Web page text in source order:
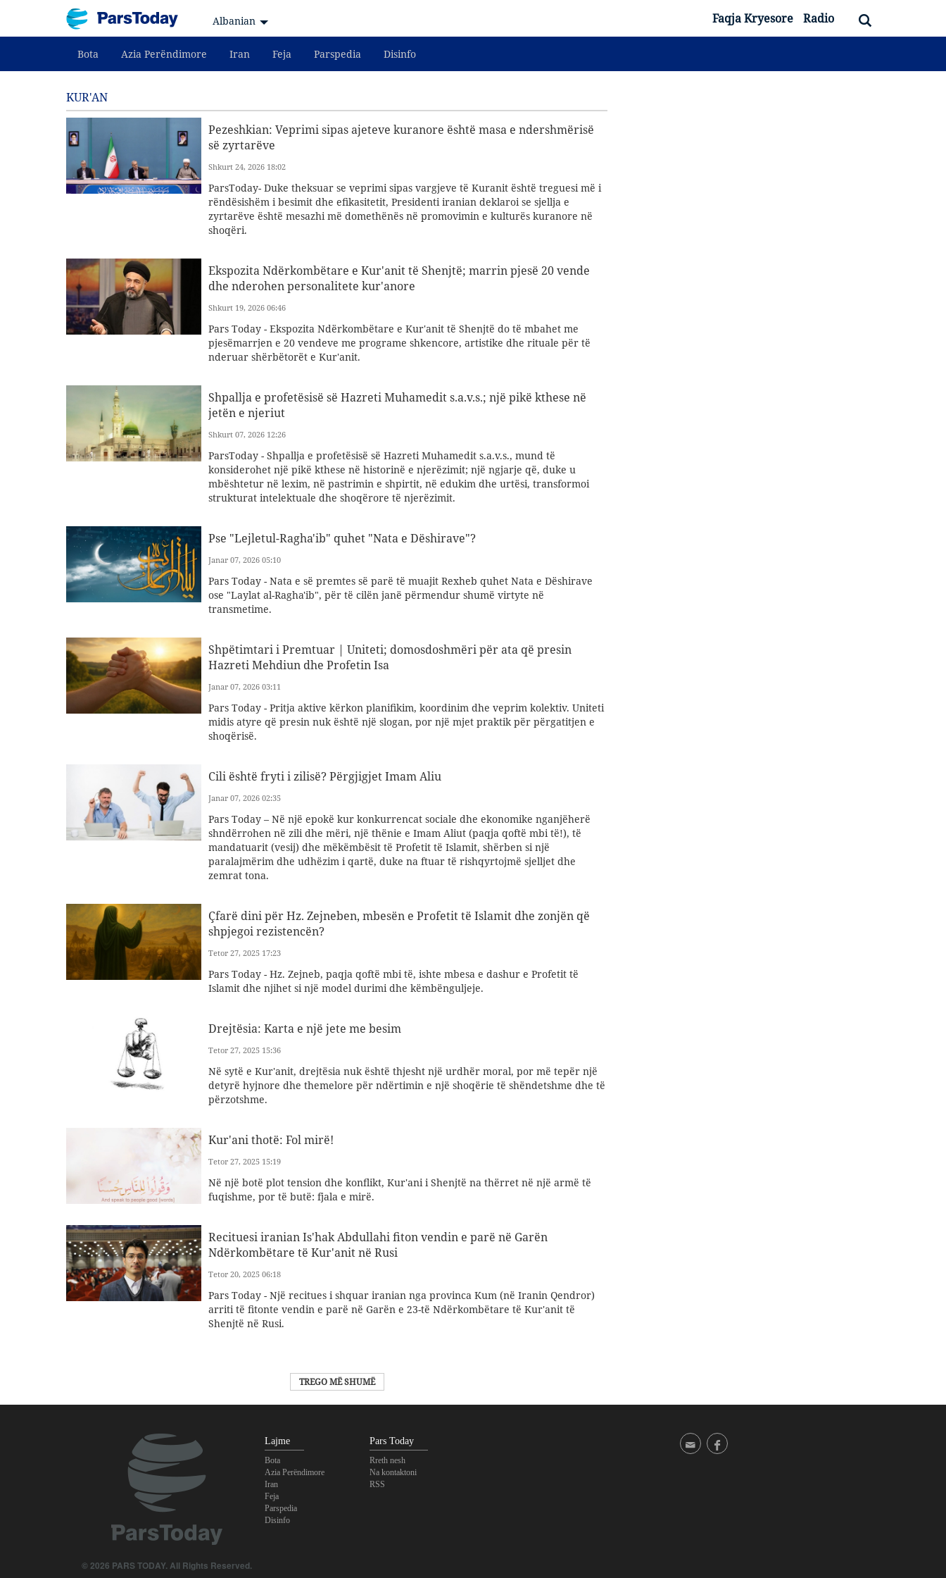
Albanian Faqja Kryesore Radio
Bota Azia Perëndimore Iran Feja Parspedia Disinfo
KUR'AN
Pezeshkian: Veprimi sipas ajeteve kuranore është masa e ndershmërisë
së zyrtarëve
Shkurt 24, 2026 18:02
ParsToday- Duke theksuar se veprimi sipas vargjeve të Kuranit është treguesi më i
rëndësishëm i besimit dhe efikasitetit, Presidenti iranian deklaroi se sjellja e
zyrtarëve është mesazhi më domethënës në promovimin e kulturës kuranore në
shoqëri.
Ekspozita Ndërkombëtare e Kur'anit të Shenjtë; marrin pjesë 20 vende
dhe nderohen personalitete kur'anore
Shkurt 19, 2026 06:46
Pars Today - Ekspozita Ndërkombëtare e Kur'anit të Shenjtë do të mbahet me
pjesëmarrjen e 20 vendeve me programe shkencore, artistike dhe rituale për të
nderuar shërbëtorët e Kur'anit.
Shpallja e profetësisë së Hazreti Muhamedit s.a.v.s.; një pikë kthese në
jetën e njeriut
Shkurt 07, 2026 12:26
ParsToday - Shpallja e profetësisë së Hazreti Muhamedit s.a.v.s., mund të
konsiderohet një pikë kthese në historinë e njerëzimit; një ngjarje që, duke u
mbështetur në lexim, në pastrimin e shpirtit, në edukim dhe urtësi, transformoi
strukturat intelektuale dhe shoqërore të njerëzimit.
Pse "Lejletul-Ragha'ib" quhet "Nata e Dëshirave"?
Janar 07, 2026 05:10
Pars Today - Nata e së premtes së parë të muajit Rexheb quhet Nata e Dëshirave
ose "Laylat al-Ragha'ib", për të cilën janë përmendur shumë virtyte në
transmetime.
Shpëtimtari i Premtuar | Uniteti; domosdoshmëri për ata që presin
Hazreti Mehdiun dhe Profetin Isa
Janar 07, 2026 03:11
Pars Today - Pritja aktive kërkon planifikim, koordinim dhe veprim kolektiv. Uniteti
midis atyre që presin nuk është një slogan, por një mjet praktik për përgatitjen e
shoqërisë.
Cili është fryti i zilisë? Përgjigjet Imam Aliu
Janar 07, 2026 02:35
Pars Today – Në një epokë kur konkurrencat sociale dhe ekonomike nganjëherë
shndërrohen në zili dhe mëri, një thënie e Imam Aliut (paqja qoftë mbi të!), të
mandatuarit (vesij) dhe mëkëmbësit të Profetit të Islamit, shërben si një
paralajmërim dhe udhëzim i qartë, duke na ftuar të rishqyrtojmë sjelljet dhe
zemrat tona.
Çfarë dini për Hz. Zejneben, mbesën e Profetit të Islamit dhe zonjën që
shpjegoi rezistencën?
Tetor 27, 2025 17:23
Pars Today - Hz. Zejneb, paqja qoftë mbi të, ishte mbesa e dashur e Profetit të
Islamit dhe njihet si një model durimi dhe këmbënguljeje.
Drejtësia: Karta e një jete me besim
Tetor 27, 2025 15:36
Në sytë e Kur'anit, drejtësia nuk është thjesht një urdhër moral, por më tepër një
detyrë hyjnore dhe themelore për ndërtimin e një shoqërie të shëndetshme dhe të
përzotshme.
Kur'ani thotë: Fol mirë!
Tetor 27, 2025 15:19
Në një botë plot tension dhe konflikt, Kur'ani i Shenjtë na thërret në një armë të
fuqishme, por të butë: fjala e mirë.
Recituesi iranian Is'hak Abdullahi fiton vendin e parë në Garën
Ndërkombëtare të Kur'anit në Rusi
Tetor 20, 2025 06:18
Pars Today - Një recitues i shquar iranian nga provinca Kum (në Iranin Qendror)
arriti të fitonte vendin e parë në Garën e 23-të Ndërkombëtare të Kur'anit të
Shenjtë në Rusi.
TREGO MË SHUMË
© 2026 PARS TODAY. All Rights Reserved.
Lajme
Bota
Azia Perëndimore
Iran
Feja
Parspedia
Disinfo
Pars Today
Rreth nesh
Na kontaktoni
RSS